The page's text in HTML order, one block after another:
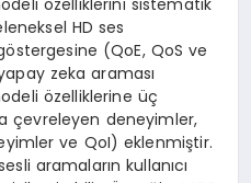
özelliklerini sistematik
HD ses
(QoE, QoS ve
zeka araması
özelliklerine üç
çevreleyen deneyimler,
ve QoI) eklenmiştir.
aramaların kullanıcı